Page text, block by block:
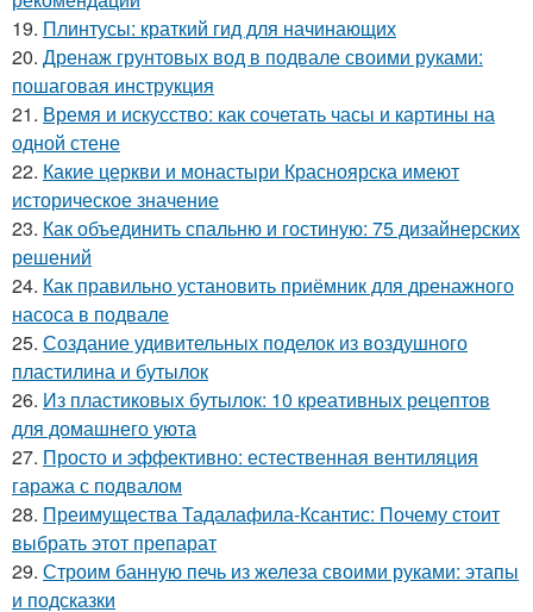
19. Плинтусы: краткий гид для начинающих
20. Дренаж грунтовых вод в подвале своими руками:
пошаговая инструкция
21. Время и искусство: как сочетать часы и картины на
одной стене
22. Какие церкви и монастыри Красноярска имеют
историческое значение
23. Как объединить спальню и гостиную: 75 дизайнерских
решений
24. Как правильно установить приёмник для дренажного
насоса в подвале
25. Создание удивительных поделок из воздушного
пластилина и бутылок
26. Из пластиковых бутылок: 10 креативных рецептов
для домашнего уюта
27. Просто и эффективно: естественная вентиляция
гаража с подвалом
28. Преимущества Тадалафила-Ксантис: Почему стоит
выбрать этот препарат
29. Строим банную печь из железа своими руками: этапы
и подсказки